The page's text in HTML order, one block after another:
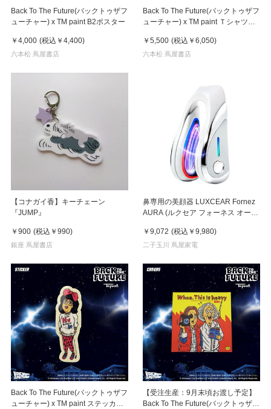
Back To The Future(バックトゥザフ
ューチャー) x TM paint B2ポスター
￥4,000 (税込 ￥4,400)
六本松 蔦屋書店
Back To The Future(バックトゥザフ
ューチャー) x TM paint Ｔシャツ
￥5,500 (税込 ￥6,050)
六本松 蔦屋書店
【コナガイ香】キーチェーン
『JUMP』
￥900 (税込 ￥990)
銀座 蔦屋書店
鼻専用の美顔器 LUXCEAR Fornez
AURA (ルクセア フォーネス オー
￥9,072 (税込 ￥9,980)
二子玉川 蔦屋家電
Back To The Future(バックトゥザフ
ューチャー) x TM paint ステッカー
【受注生産：9月末頃お渡し予定】
Back To The Future(バックトゥザフ